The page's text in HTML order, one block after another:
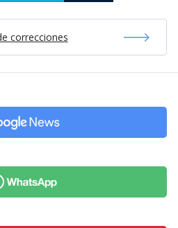
correcciones